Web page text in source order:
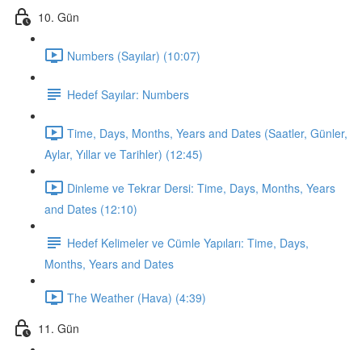
10. Gün
Numbers (Sayılar) (10:07)
Hedef Sayılar: Numbers
Time, Days, Months, Years and Dates (Saatler, Günler,
Aylar, Yıllar ve Tarihler) (12:45)
Dinleme ve Tekrar Dersi: Time, Days, Months, Years
and Dates (12:10)
Hedef Kelimeler ve Cümle Yapıları: Time, Days,
Months, Years and Dates
The Weather (Hava) (4:39)
11. Gün